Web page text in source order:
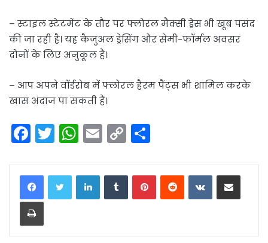
– स्टाइल स्टेटमेंट के तौर पर फ्लोरल मैक्सी ड्रेस भी खूब पसंद
की जा रही है। यह कैजुअल ड्रेसिंग और सेमी-फॉर्मल अवसर
दोनों के लिए अनुकूल है।
– आप अपने वॉर्डरोब में फ्लोरल हैरम पैंट्स भी शामिल करके
खास अंदाज पा सकती हैं।
F
a
c
e
b
o
T
w
itt
er
W
h
a
ts
p
E
m
ai
C
o
p
n
ar
LinkedInTumblrPinterestReddit VKontakteShare via Email
Print